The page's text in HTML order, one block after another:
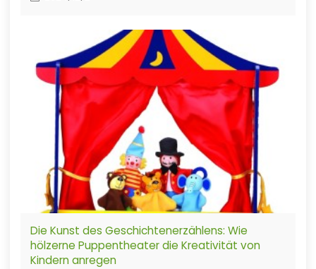
Die Kunst des Geschichtenerzählens: Wie
hölzerne Puppentheater die Kreativität von
Kindern anregen